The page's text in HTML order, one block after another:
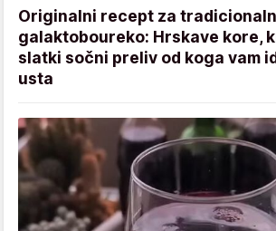
Originalni recept za
galaktoboureko: Hrskave kore,
slatki sočni preliv od koga vam
usta